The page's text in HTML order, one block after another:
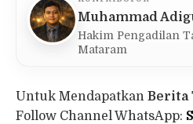
Muhammad
Hakim Pengadilan
Mataram
Untuk Mendapatkan Berita
Follow Channel WhatsApp: